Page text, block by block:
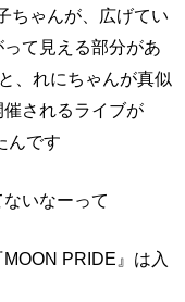
ちゃんが、広げてい
て見える部分があ
、れにちゃんが真似
されるライブが
んです
いなーって
PRIDE』は入